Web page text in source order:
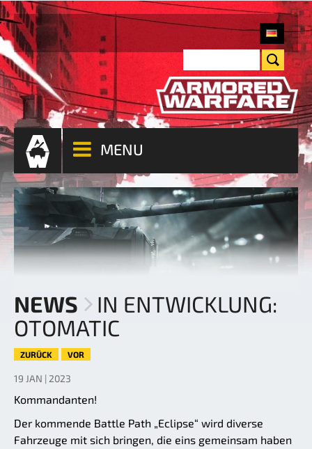
MENU
NEWS
IN ENTWICKLUNG:
OTOMATIC
ZURÜCK VOR
19 JAN | 2023
Kommandanten!
Der kommende Battle Path „Eclipse“ wird diverse
Fahrzeuge mit sich bringen, die eins gemeinsam haben